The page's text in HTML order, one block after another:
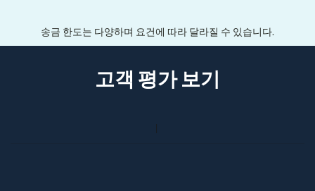
송금 한도는 다양하며 요건에 따라 달라질 수 있습니다.
고객 평가 보기